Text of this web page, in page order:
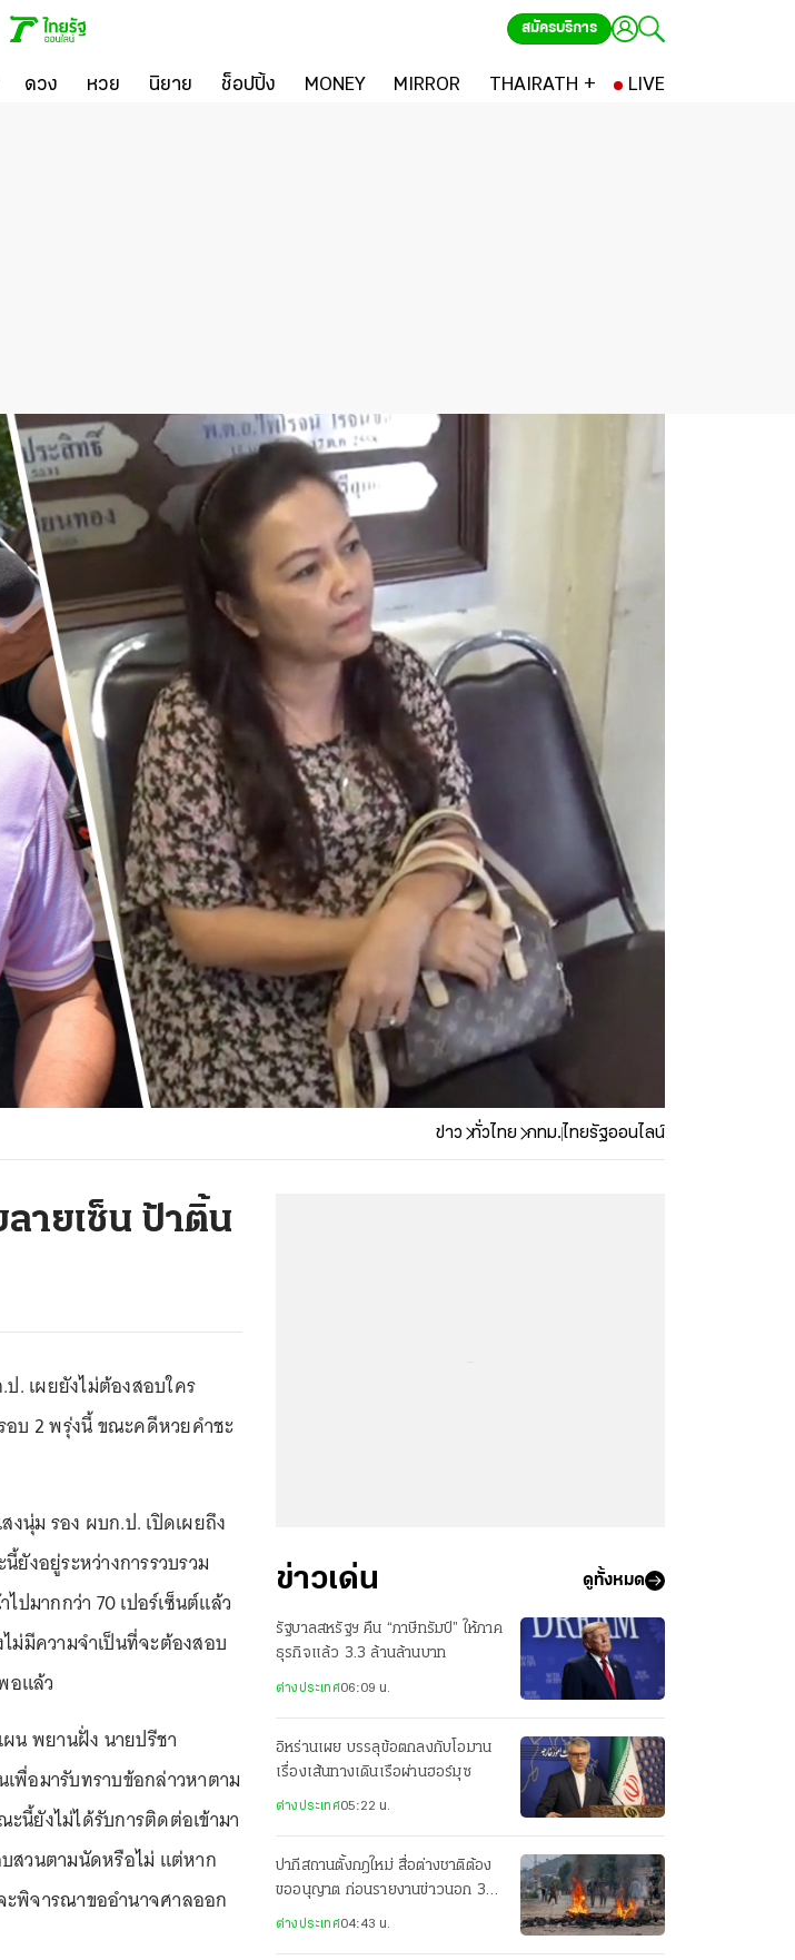
สมัครบริการ
ดวง หวย นิยาย ช็อปปิ้ง MONEY MIRROR THAIRATH + LIVE
ข่าว ทั่วไทย กทม.ไทยรัฐออนไลน์
ายเซ็น ป้าติ้น
. เผยยังไม่ต้องสอบใคร
อบ 2 พรุ่งนี้ ขณะคดีหวยคำชะ
นุ่ม รอง ผบก.ป. เปิดเผยถึง
งอยู่ระหว่างการรวบรวม
มากกว่า 70 เปอร์เซ็นต์แล้ว
ม่มีความจำเป็นที่จะต้องสอบ
อแล้ว
น พยานฝั่ง นายปรีชา
พื่อมารับทราบข้อกล่าวหาตาม
นี้ยังไม่ได้รับการติดต่อเข้ามา
สวนตามนัดหรือไม่ แต่หาก
พิจารณาขออำนาจศาลออก
ข่าวเด่น ดูทั้งหมด
รัฐบาลสหรัฐฯ คืน “ภาษีทรัมป์” ให้ภาค
ธุรกิจแล้ว 3.3 ล้านล้านบาท
ต่างประเทศ06:09 น.
อิหร่านเผย บรรลุข้อตกลงกับโอมาน
เรื่องเส้นทางเดินเรือผ่านฮอร์มุซ
ต่างประเทศ05:22 น.
ปากีสถานตั้งกฎใหม่ สื่อต่างชาติต้อง
ขออนุญาต ก่อนรายงานข่าวนอก 3
เมืองใหญ่
ต่างประเทศ04:43 น.